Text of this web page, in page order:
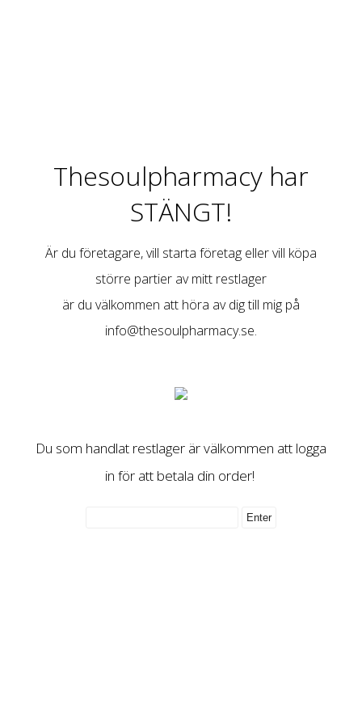
Thesoulpharmacy har
STÄNGT!
Är du företagare, vill starta företag eller vill köpa
större partier av mitt restlager
är du välkommen att höra av dig till mig på
info@thesoulpharmacy.se.
Du som handlat restlager är välkommen att logga
in för att betala din order!